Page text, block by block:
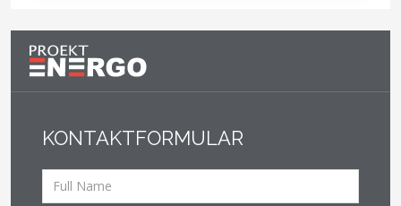
KONTAKTFORMULAR